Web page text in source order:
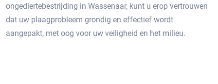
ongediertebestrijding in Wassenaar, kunt u erop vertrouwen
dat uw plaagprobleem grondig en effectief wordt
aangepakt, met oog voor uw veiligheid en het milieu.